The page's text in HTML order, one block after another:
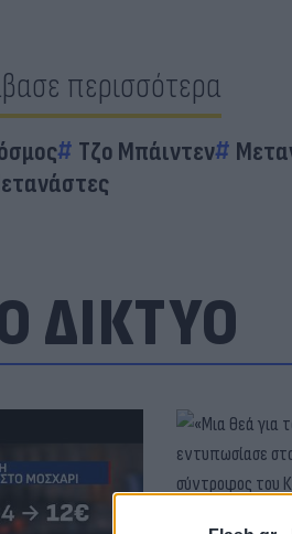
περισσότερα
Τζο Μπάιντεν
ΔΙΚΤΥΟ